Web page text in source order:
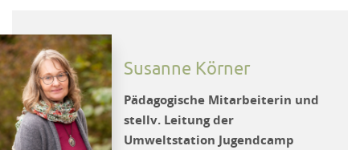
Susanne Körner
Pädagogische Mitarbeiterin und
stellv. Leitung der
Umweltstation Jugendcamp